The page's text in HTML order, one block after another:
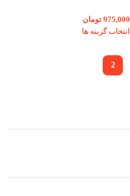
دخترانه و پسرانه با
975,000 تومان
انتخاب گزینه ها
2